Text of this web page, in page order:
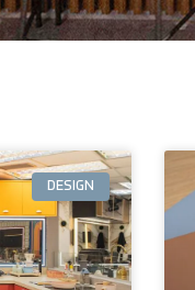
DESIGN